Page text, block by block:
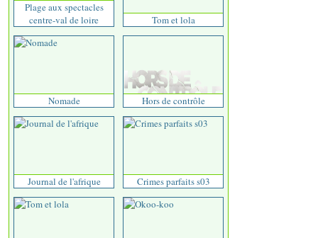
Plage aux spectacles
centre-val de loire
Tom et lola
Nomade Hors de contrôle
Journal de l'afrique Crimes parfaits s03